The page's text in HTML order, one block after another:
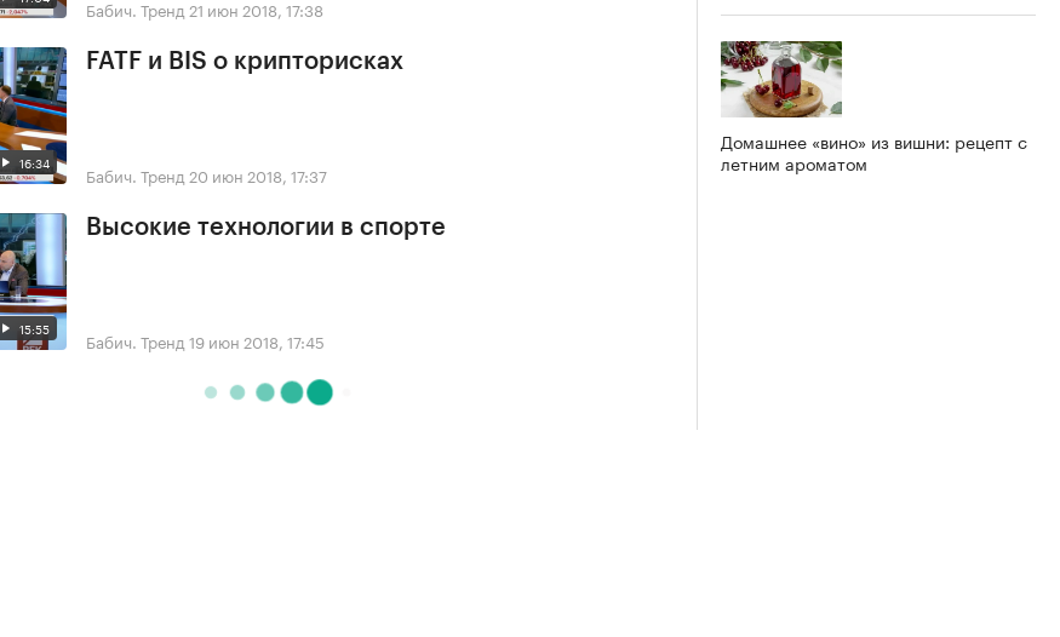
Бабич. Тренд 21 июн 2018, 17:38
16:34
FATF и BIS о крипторисках
Бабич. Тренд 20 июн 2018, 17:37
15:55
Высокие технологии в спорте
Бабич. Тренд 19 июн 2018, 17:45
Домашнее «вино» из вишни: рецепт с
летним ароматом